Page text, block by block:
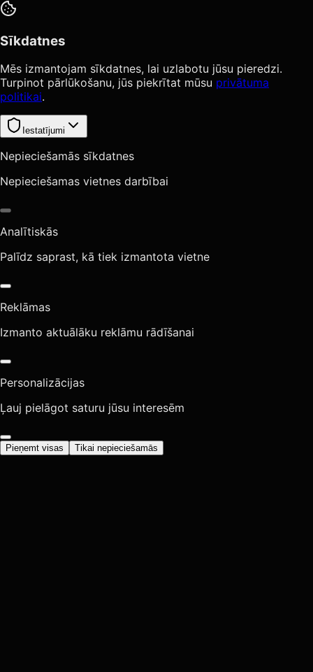
Sīkdatnes
Mēs izmantojam sīkdatnes, lai uzlabotu jūsu pieredzi.
Turpinot pārlūkošanu, jūs piekrītat mūsu privātuma
politikai.
Iestatījumi
Nepieciešamās sīkdatnes
Nepieciešamas vietnes darbībai
Analītiskās
Palīdz saprast, kā tiek izmantota vietne
Reklāmas
Izmanto aktuālāku reklāmu rādīšanai
Personalizācijas
Ļauj pielāgot saturu jūsu interesēm
Pieņemt visas Tikai nepieciešamās